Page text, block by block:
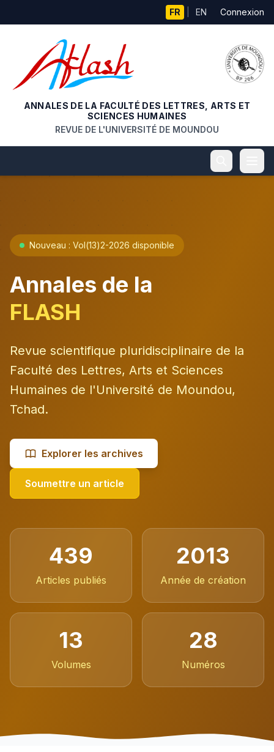
FR EN Connexion
ANNALES DE LA FACULTÉ DES LETTRES, ARTS ET
SCIENCES HUMAINES
REVUE DE L'UNIVERSITÉ DE MOUNDOU
Nouveau : Vol(13)2-2026 disponible
Annales de la
FLASH
Revue scientifique pluridisciplinaire de la
Faculté des Lettres, Arts et Sciences
Humaines de l'Université de Moundou,
Tchad.
Explorer les archives
Soumettre un article
439
Articles publiés
2013
Année de création
13
Volumes
28
Numéros